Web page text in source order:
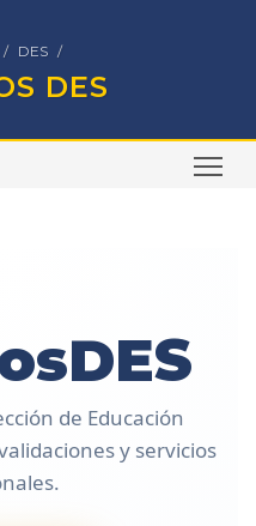
DES
DES
de Educación
y servicios